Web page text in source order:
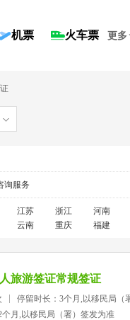
机票 火车票 更多
询服务
江苏 浙江
河南
云南 重庆 福建
旅游签证常规签证
停留时长：3个月,以移民局（
月,以移民局（署）签发为准